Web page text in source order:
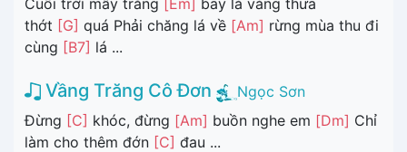
thớt [G] quá Phải chăng lá về [Am] rừng mùa thu đi
cùng [B7] lá ...
Vầng Trăng Cô Đơn
Ngọc Sơn
Đừng [C] khóc, đừng [Am] buồn nghe em [Dm] Chỉ
làm cho thêm đớn [C] đau ...